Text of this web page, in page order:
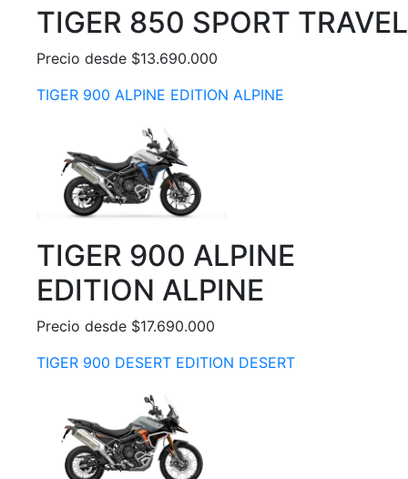
TIGER 850 SPORT TRAVEL
Precio desde $13.690.000
TIGER 900 ALPINE EDITION ALPINE
TIGER 900 ALPINE
EDITION ALPINE
Precio desde $17.690.000
TIGER 900 DESERT EDITION DESERT